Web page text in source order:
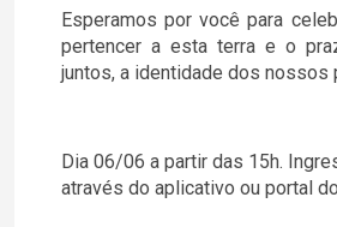
Esperamos por você para
pertencer a esta terra e o
juntos, a identidade dos nossos
Dia 06/06 a partir das 15h.
através do aplicativo ou portal